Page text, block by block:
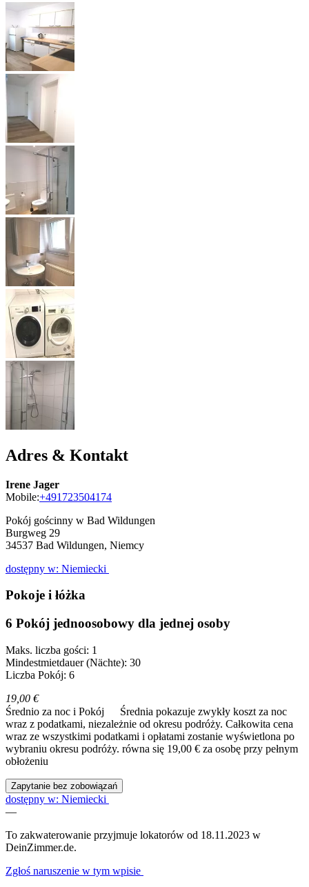
Adres & Kontakt
Irene Jager
Mobile:+491723504174
Pokój gościnny w Bad Wildungen
Burgweg 29
34537 Bad Wildungen, Niemcy
dostępny w: Niemiecki
Pokoje i łóżka
6 Pokój jednoosobowy dla jednej osoby
Maks. liczba gości: 1
Mindestmietdauer (Nächte): 30
Liczba Pokój: 6
19,00 €
Średnio za noc i Pokój
Średnia pokazuje zwykły koszt za noc
wraz z podatkami, niezależnie od okresu podróży. Całkowita cena
wraz ze wszystkimi podatkami i opłatami zostanie wyświetlona po
wybraniu okresu podróży. równa się 19,00 € za osobę przy pełnym
obłożeniu
Zapytanie bez zobowiązań
dostępny w: Niemiecki
—
To zakwaterowanie przyjmuje lokatorów od 18.11.2023 w
DeinZimmer.de.
Zgłoś naruszenie w tym wpisie